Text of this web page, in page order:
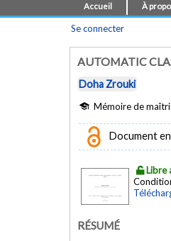
Accueil À
Se connecter
AUTOMATIC
Doha Zrouki
Mémoire de
Document
Libre
RÉSUMÉ